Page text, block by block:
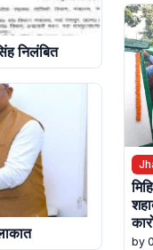
निलंबित
by